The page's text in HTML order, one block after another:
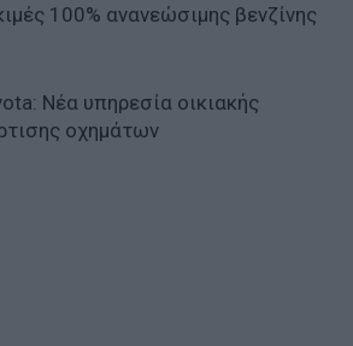
100% ανανεώσιμης βενζίνης
Νέα υπηρεσία οικιακής
οχημάτων